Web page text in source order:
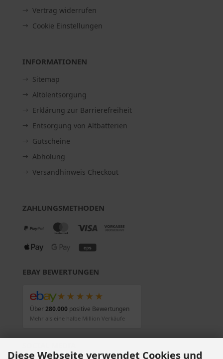
Vertrag widerrufen
Cookie Einstellungen
INFORMATIONEN
Sitemap
Altölentsorgung
Erklärung zur Barrierefreiheit
Entsorgung von Altbatterien
Gutscheine
Abholung
Versandhinweis Checkout
ZAHLUNGSMETHODEN
EBAY BEWERTUNGEN
★★★★★
Über280.000 positive Bewertungen
Mehr als eine halbe Million Verkäufe
Diese Webseite verwendet Cookies und